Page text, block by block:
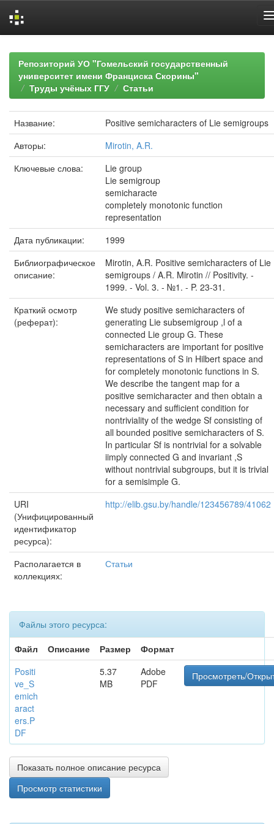
navigationРепозиторий УО "Гомельский государственный
университет имени Франциска Скорины"
Труды учёных ГГУ
Статьи
Название:
Positive semicharacters of Lie semigroups
Авторы:
Mirotin, A.R.
Ключевые слова:
Lie group
Lie semigroup
semicharacte
completely monotonic function
representation
Дата публикации:
1999
Библиографическое
описание:
Mirotin, A.R. Positive semicharacters of Lie
semigroups / A.R. Mirotin // Positivity. -
1999. - Vol. 3. - №1. - P. 23-31.
Краткий осмотр
(реферат):
We study positive semicharacters of
generating Lie subsemigroup ,l of a
connected Lie group G. These
semicharacters are important for positive
representations of S in Hilbert space and
for completely monotonic functions in S.
We describe the tangent map for a
positive semicharacter and then obtain a
necessary and sufficient condition for
nontriviality of the wedge Sf consisting of
all bounded positive semicharacters of S.
In particular Sf is nontrivial for a solvable
iimply connected G and invariant ,S
without nontrivial subgroups, but it is trivial
for a semisimple G.
URI
(Унифицированный
идентификатор
ресурса):
http://elib.gsu.by/handle/123456789/41062
Располагается в
коллекциях:
Статьи
Файлы этого ресурса:
Файл
Описание Размер
Формат
Positi
ve_S
emich
aract
ers.P
DF
5.37
MB
Adobe
PDF
Просмотреть/
Показать полное описание ресурса
Просмотр статистики